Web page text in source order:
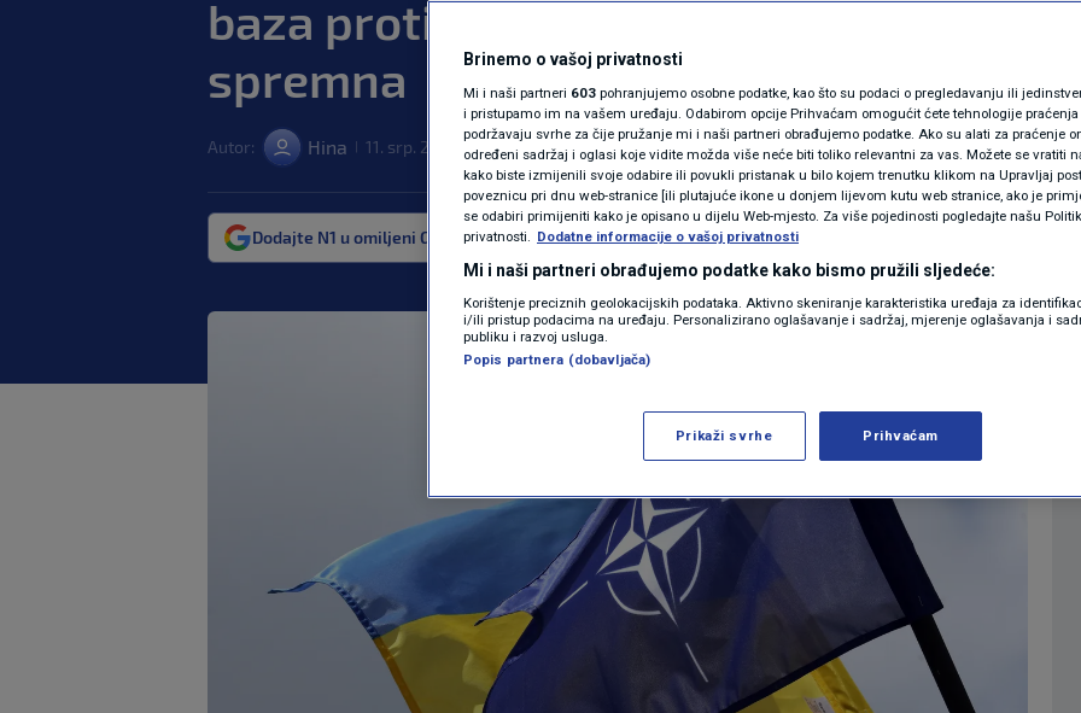
MAGAZIN
KOLUMNE
N1(DIS)INFO
KLIMATSKE PROMJENE
FOTO
VIDEO
baza protiv balističkih projektila
spremna
Autor: Hina 11. srp. 2024. 07:35 SVIJET 1 komentar
Dodajte N1 u omiljeni Google izvor Više
Brinemo o vašoj privatnosti
Mi i naši partneri 603 pohranjujemo osobne podatke, kao što su podaci o pregledavanju ili
i pristupamo im na vašem uređaju. Odabirom opcije Prihvaćam omogućit ćete tehnologije praćenja
podržavaju svrhe za čije pružanje mi i naši partneri obrađujemo podatke. Ako su alati za praćenje
određeni sadržaj i oglasi koje vidite možda više neće biti toliko relevantni za vas. Možete se vratiti
kako biste izmijenili svoje odabire ili povukli pristanak u bilo kojem trenutku klikom na Upravljaj
poveznicu pri dnu web-stranice [ili plutajuće ikone u donjem lijevom kutu web stranice, ako je
se odabiri primijeniti kako je opisano u dijelu Web-mjesto. Za više pojedinosti pogledajte našu
privatnosti. Dodatne informacije o vašoj privatnosti
Mi i naši partneri obrađujemo podatke kako bismo pružili sljedeće:
Korištenje preciznih geolokacijskih podataka. Aktivno skeniranje karakteristika uređaja za
i/ili pristup podacima na uređaju. Personalizirano oglašavanje i sadržaj, mjerenje oglašavanja i
publiku i razvoj usluga.
Popis partnera (dobavljača)
Prikaži svrhe Prihvaćam